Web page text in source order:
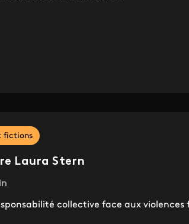
fictions
Laura Stern
collective face aux violences